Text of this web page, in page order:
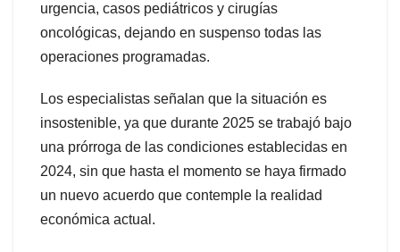
urgencia, casos pediátricos y cirugías
oncológicas, dejando en suspenso todas las
operaciones programadas.
Los especialistas señalan que la situación es
insostenible, ya que durante 2025 se trabajó bajo
una prórroga de las condiciones establecidas en
2024, sin que hasta el momento se haya firmado
un nuevo acuerdo que contemple la realidad
económica actual.